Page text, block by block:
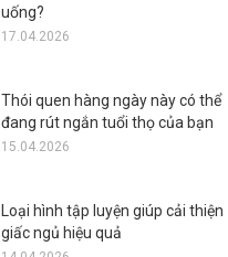
uống?
17.04.2026
Thói quen hàng ngày này có thể
đang rút ngắn tuổi thọ của bạn
15.04.2026
Loại hình tập luyện giúp cải thiện
giấc ngủ hiệu quả